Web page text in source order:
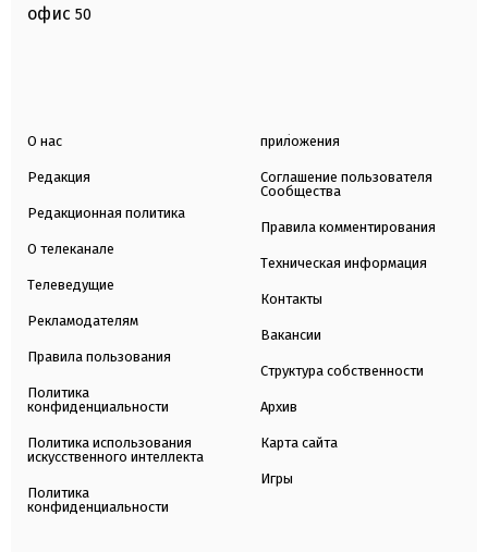
офис 50
О нас
Редакция
Редакционная политика
О телеканале
Телеведущие
Рекламодателям
Правила пользования
Политика
конфиденциальности
Политика использования
искусственного интеллекта
Политика
конфиденциальности
приложения
Соглашение пользователя
Сообщества
Правила комментирования
Техническая информация
Контакты
Вакансии
Структура собственности
Архив
Карта сайта
Игры